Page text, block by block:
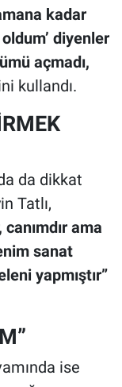
kadar
diyenler
açmadı,
kullandı.
da dikkat
Tatlı,
ama
sanat
yapmıştır”
ise